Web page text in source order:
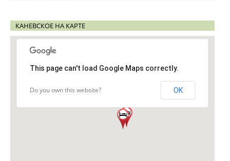
КАНЕВСКОЕ НА КАРТЕ
This page can't load Google Maps correctly.
Do you own this website? OK